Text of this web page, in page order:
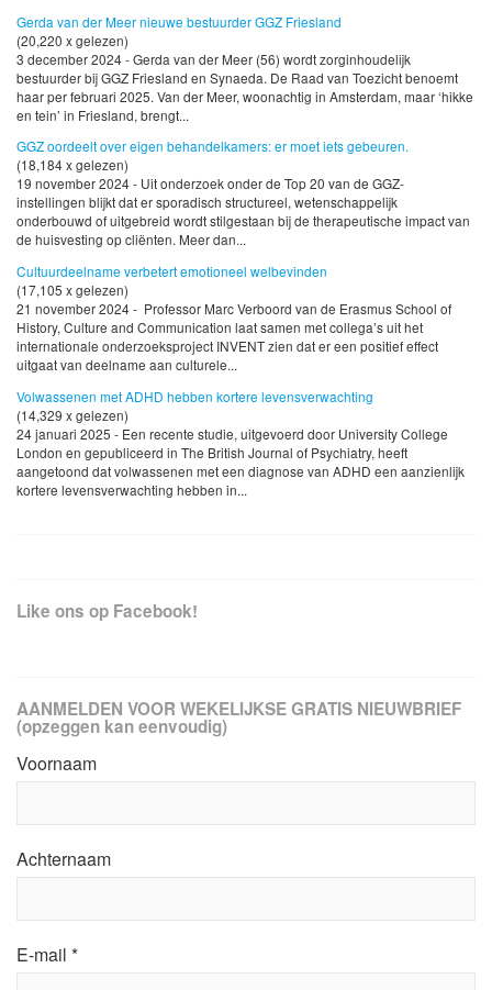
Gerda van der Meer nieuwe bestuurder GGZ Friesland
(20,220 x gelezen)
3 december 2024 - Gerda van der Meer (56) wordt zorginhoudelijk
bestuurder bij GGZ Friesland en Synaeda. De Raad van Toezicht benoemt
haar per februari 2025. Van der Meer, woonachtig in Amsterdam, maar ‘hikke
en tein’ in Friesland, brengt...
GGZ oordeelt over eigen behandelkamers: er moet iets gebeuren.
(18,184 x gelezen)
19 november 2024 - Uit onderzoek onder de Top 20 van de GGZ-
instellingen blijkt dat er sporadisch structureel, wetenschappelijk
onderbouwd of uitgebreid wordt stilgestaan bij de therapeutische impact van
de huisvesting op cliënten. Meer dan...
Cultuurdeelname verbetert emotioneel welbevinden
(17,105 x gelezen)
21 november 2024 - Professor Marc Verboord van de Erasmus School of
History, Culture and Communication laat samen met collega’s uit het
internationale onderzoeksproject INVENT zien dat er een positief effect
uitgaat van deelname aan culturele...
Volwassenen met ADHD hebben kortere levensverwachting
(14,329 x gelezen)
24 januari 2025 - Een recente studie, uitgevoerd door University College
London en gepubliceerd in The British Journal of Psychiatry, heeft
aangetoond dat volwassenen met een diagnose van ADHD een aanzienlijk
kortere levensverwachting hebben in...
Like ons op Facebook!
AANMELDEN VOOR WEKELIJKSE GRATIS NIEUWBRIEF
(opzeggen kan eenvoudig)
Voornaam
Achternaam
E-mail *